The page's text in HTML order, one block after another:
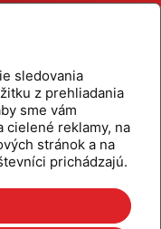
sledovania
z prehliadania
sme vám
cielené reklamy, na
stránok a na
prichádzajú.
tipy